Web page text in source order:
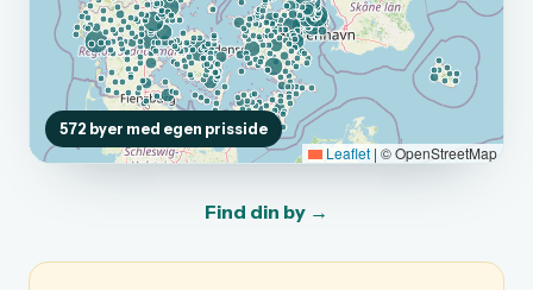
Leaflet | © OpenStreetMap
572 byer med egen prisside
Find din by →